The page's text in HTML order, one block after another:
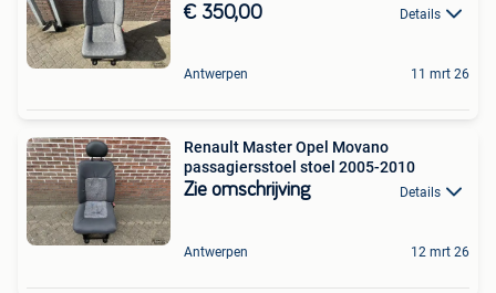
€ 350,00 Details
Antwerpen 11 mrt 26
Renault Master Opel Movano
passagiersstoel stoel 2005-2010
Zie omschrijving Details
Antwerpen 12 mrt 26